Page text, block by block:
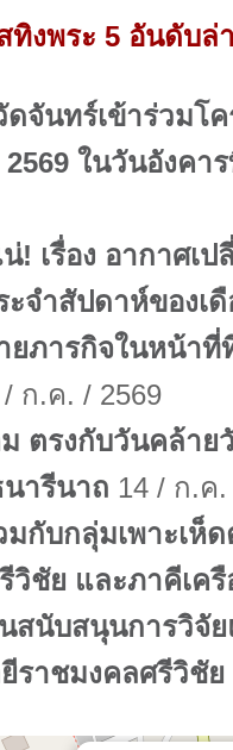
ทิงพระ 5 อันดับล่
จันทร์เข้าร่วมโ
ในวันอังคา
! เรื่อง อากาศเ
ะจำสัปดาห์ของเ
ภารกิจในหน้า
/ ก.ค. / 2569
ตรงกับวันคล้าย
ารีนาถ 14 / ก.ค.
มกับกลุ่มเพาะเ
วิชัย และภาคีเ
สนับสนุนการวิจั
ราชมงคลศรีวิชัย